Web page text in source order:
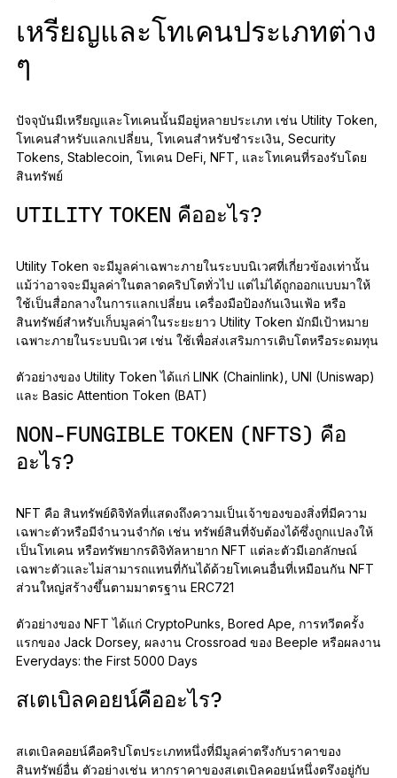
เหรียญและโทเคนประเภทต่าง
ๆ
ปัจจุบันมีเหรียญและโทเคนนั้นมีอยู่หลายประเภท เช่น Utility Token,
โทเคนสำหรับแลกเปลี่ยน, โทเคนสำหรับชำระเงิน, Security
Tokens, Stablecoin, โทเคน DeFi, NFT, และโทเคนที่รองรับโดย
สินทรัพย์
UTILITY TOKEN คืออะไร?
Utility Token จะมีมูลค่าเฉพาะภายในระบบนิเวศที่เกี่ยวข้องเท่านั้น
แม้ว่าอาจจะมีมูลค่าในตลาดคริปโตทั่วไป แต่ไม่ได้ถูกออกแบบมาให้
ใช้เป็นสื่อกลางในการแลกเปลี่ยน เครื่องมือป้องกันเงินเฟ้อ หรือ
สินทรัพย์สำหรับเก็บมูลค่าในระยะยาว Utility Token มักมีเป้าหมาย
เฉพาะภายในระบบนิเวศ เช่น ใช้เพื่อส่งเสริมการเติบโตหรือระดมทุน
ตัวอย่างของ Utility Token ได้แก่ LINK (Chainlink), UNI (Uniswap)
และ Basic Attention Token (BAT)
NON-FUNGIBLE TOKEN (NFTS) คือ
อะไร?
NFT คือ สินทรัพย์ดิจิทัลที่แสดงถึงความเป็นเจ้าของของสิ่งที่มีความ
เฉพาะตัวหรือมีจำนวนจำกัด เช่น ทรัพย์สินที่จับต้องได้ซึ่งถูกแปลงให้
เป็นโทเคน หรือทรัพยากรดิจิทัลหายาก NFT แต่ละตัวมีเอกลักษณ์
เฉพาะตัวและไม่สามารถแทนที่กันได้ด้วยโทเคนอื่นที่เหมือนกัน NFT
ส่วนใหญ่สร้างขึ้นตามมาตรฐาน ERC721
ตัวอย่างของ NFT ได้แก่ CryptoPunks, Bored Ape, การทวีตครั้ง
แรกของ Jack Dorsey, ผลงาน Crossroad ของ Beeple หรือผลงาน
Everydays: the First 5000 Days
สเตเบิลคอยน์คืออะไร?
สเตเบิลคอยน์คือคริปโตประเภทหนึ่งที่มีมูลค่าตรึงกับราคาของ
สินทรัพย์อื่น ตัวอย่างเช่น หากราคาของสเตเบิลคอยน์หนึ่งตรึงอยู่กับ